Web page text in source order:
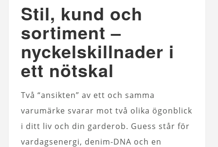
Stil, kund och
sortiment –
nyckelskillnader i
ett nötskal
Två “ansikten” av ett och samma
varumärke svarar mot två olika ögonblick
i ditt liv och din garderob. Guess står för
vardagsenergi, denim-DNA och en